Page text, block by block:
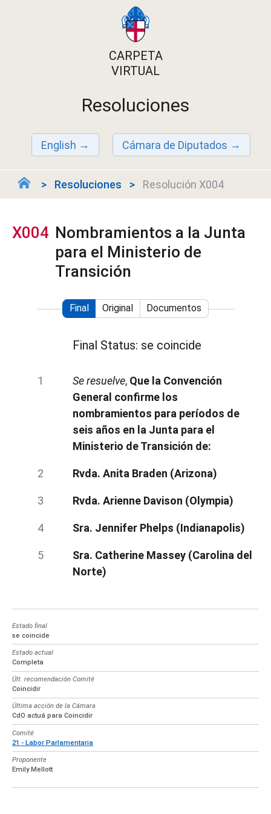
CARPETA
VIRTUAL
Resoluciones
English Cámara de Diputados
Resoluciones Resolución X004
X004 Nombramientos a la Junta
para el Ministerio de
Transición
Final Original Documentos
Final Status: se coincide
Se resuelve, Que la Convención
General confirme los
nombramientos para períodos de
seis años en la Junta para el
Ministerio de Transición de:
Rvda. Anita Braden (Arizona)
Rvda. Arienne Davison (Olympia)
Sra. Jennifer Phelps (Indianapolis)
Sra. Catherine Massey (Carolina del
Norte)
Estado final
se coincide
Estado actual
Completa
Últ. recomendación Comité
Coincidir
Última acción de la Cámara
CdO actuá para Coincidir
Comité
21 - Labor Parlamentaria
Proponente
Emily Mellott